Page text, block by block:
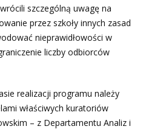
szczególną uwagę na
przez szkoły innych zasad
nieprawidłowości w
liczby odbiorców
realizacji programu należy
właściwych kuratoriów
– z Departamentu Analiz i